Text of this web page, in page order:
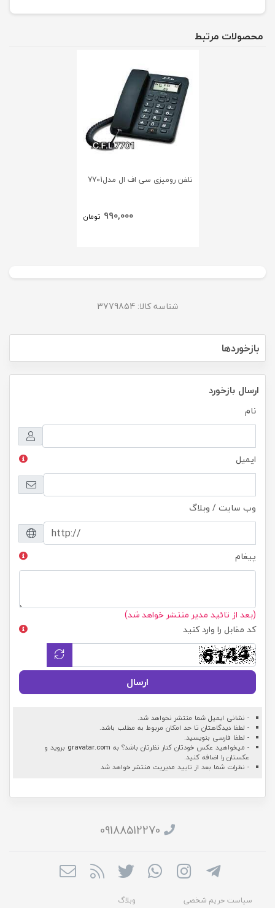
محصولات مرتبط
تلفن رومیزی سی اف ال مدل7701
990,000 تومان
شناسه کالا: 3779854
بازخوردها
ارسال بازخورد
نام
ایمیل
وب سایت / وبلاگ
پیغام
(بعد از تائید مدیر منتشر خواهد شد)
کد مقابل را وارد کنید
ارسال
- نشانی ایمیل شما منتشر نخواهد شد.
- لطفا دیدگاهتان تا حد امکان مربوط به مطلب باشد.
- لطفا فارسی بنویسید.
- میخواهید عکس خودتان کنار نظرتان باشد؟ به gravatar.com بروید و
عکستان را اضافه کنید.
- نظرات شما بعد از تایید مدیریت منتشر خواهد شد
09188512270
سیاست حریم شخصی وبلاگ